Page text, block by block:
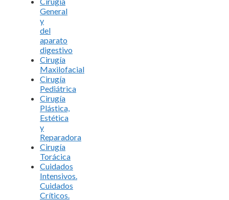
General
y
del
aparato
digestivo
Cirugía
Maxilofacial
Cirugía
Pediátrica
Cirugía
Plástica,
Estética
y
Reparadora
Cirugía
Torácica
Cuidados
Intensivos.
Cuidados
Críticos.